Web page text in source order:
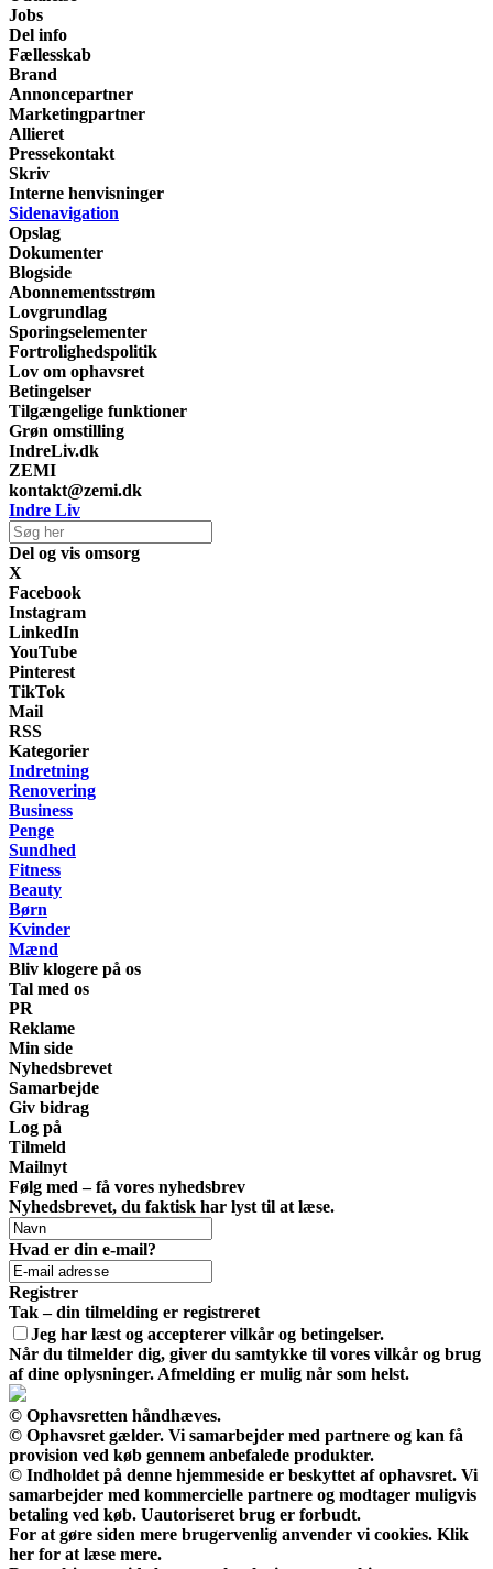
Jobs
Del info
Fællesskab
Brand
Annoncepartner
Marketingpartner
Allieret
Pressekontakt
Skriv
Interne henvisninger
Sidenavigation
Opslag
Dokumenter
Blogside
Abonnementsstrøm
Lovgrundlag
Sporingselementer
Fortrolighedspolitik
Lov om ophavsret
Betingelser
Tilgængelige funktioner
Grøn omstilling
IndreLiv.dk
ZEMI
kontakt@zemi.dk
Indre Liv
Del og vis omsorg
X
Facebook
Instagram
LinkedIn
YouTube
Pinterest
TikTok
Mail
RSS
Kategorier
Indretning
Renovering
Business
Penge
Sundhed
Fitness
Beauty
Børn
Kvinder
Mænd
Bliv klogere på os
Tal med os
PR
Reklame
Min side
Nyhedsbrevet
Samarbejde
Giv bidrag
Log på
Tilmeld
Mailnyt
Følg med – få vores nyhedsbrev
Nyhedsbrevet, du faktisk har lyst til at læse.
Hvad er din e-mail?
Registrer
Tak – din tilmelding er registreret
Jeg har læst og accepterer vilkår og betingelser.
Når du tilmelder dig, giver du samtykke til vores vilkår og brug
af dine oplysninger. Afmelding er mulig når som helst.
© Ophavsretten håndhæves.
© Ophavsret gælder. Vi samarbejder med partnere og kan få
provision ved køb gennem anbefalede produkter.
© Indholdet på denne hjemmeside er beskyttet af ophavsret. Vi
samarbejder med kommercielle partnere og modtager muligvis
betaling ved køb. Uautoriseret brug er forbudt.
For at gøre siden mere brugervenlig anvender vi cookies. Klik
her for at læse mere.